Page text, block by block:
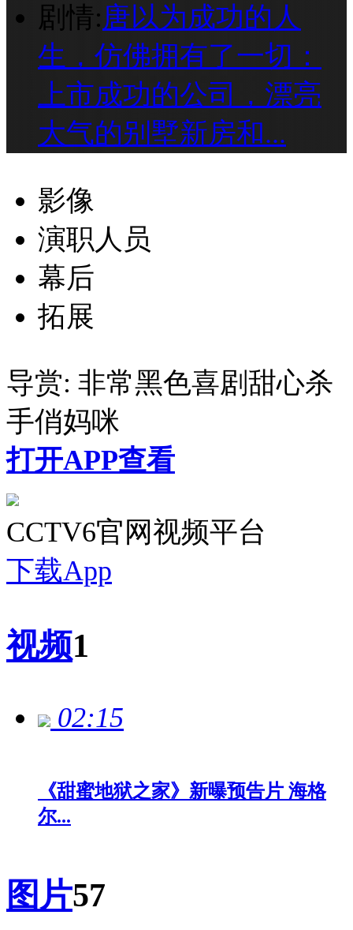
剧情:唐以为成功的人
生，仿佛拥有了一切：
上市成功的公司，漂亮
大气的别墅新房和...
影像
演职人员
幕后
拓展
导赏: 非常黑色喜剧甜心杀
手俏妈咪
打开APP查看
CCTV6官网视频平台
下载App
视频1
02:15
《甜蜜地狱之家》新曝预告片 海格
尔...
图片57